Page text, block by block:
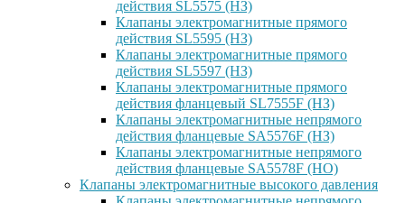
действия SL5575 (НЗ)
Клапаны электромагнитные прямого
действия SL5595 (НЗ)
Клапаны электромагнитные прямого
действия SL5597 (НЗ)
Клапаны электромагнитные прямого
действия фланцевый SL7555F (НЗ)
Клапаны электромагнитные непрямого
действия фланцевые SA5576F (НЗ)
Клапаны электромагнитные непрямого
действия фланцевые SA5578F (НО)
Клапаны электромагнитные высокого давления